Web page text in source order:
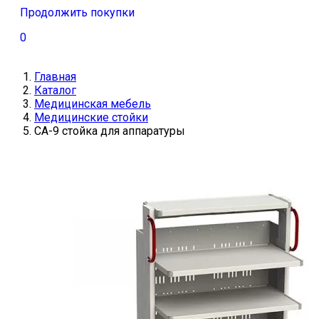
Продолжить покупки
0
Главная
Каталог
Медицинская мебель
Медицинские стойки
СА-9 стойка для аппаратуры